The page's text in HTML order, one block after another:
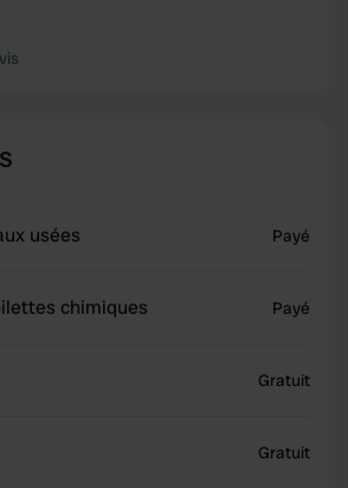
usées Payé
chimiques Payé
Gratuit
Gratuit